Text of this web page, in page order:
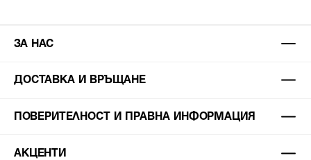
ЗА НАС
ДОСТАВКА И ВРЪЩАНЕ
ПОВЕРИТЕЛНОСТ И ПРАВНА ИНФОРМАЦИЯ
АКЦЕНТИ